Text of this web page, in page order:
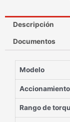
Descripción
Documentos
Modelo
Accionamiento
Rango de